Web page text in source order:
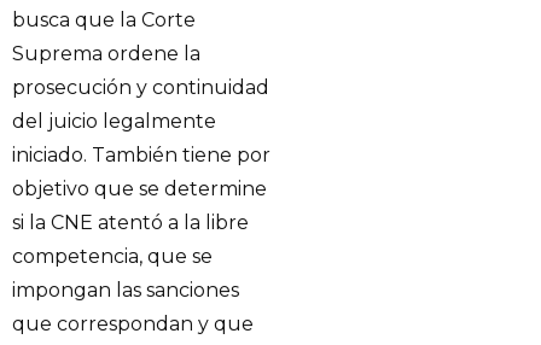
busca que la Corte
Suprema ordene la
prosecución y continuidad
del juicio legalmente
iniciado. También tiene por
objetivo que se determine
si la CNE atentó a la libre
competencia, que se
impongan las sanciones
que correspondan y que